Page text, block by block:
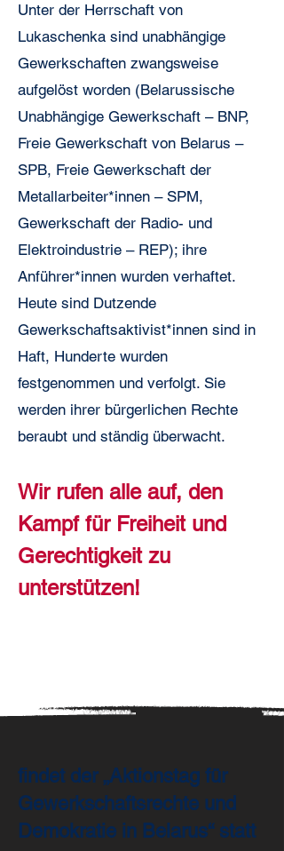
Unter der Herrschaft von
Lukaschenka sind unabhängige
Gewerkschaften zwangsweise
aufgelöst worden (Belarussische
Unabhängige Gewerkschaft – BNP,
Freie Gewerkschaft von Belarus –
SPB, Freie Gewerkschaft der
Metallarbeiter*innen – SPM,
Gewerkschaft der Radio- und
Elektroindustrie – REP); ihre
Anführer*innen wurden verhaftet.
Heute sind Dutzende
Gewerkschaftsaktivist*innen sind in
Haft, Hunderte wurden
festgenommen und verfolgt. Sie
werden ihrer bürgerlichen Rechte
beraubt und ständig überwacht.
Wir rufen alle auf, den
Kampf für Freiheit und
Gerechtigkeit zu
unterstützen!
findet der „Aktionstag für
Gewerkschaftsrechte und
Demokratie in Belarus“ statt